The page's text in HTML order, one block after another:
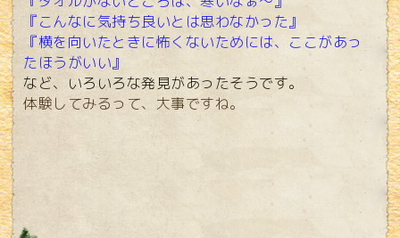
『こんなに気持ち良いとは思わなかった』
『横を向いたときに怖くないためには、ここがあっ
たほうがいい』
など、いろいろな発見があったそうです。
体験してみるって、大事ですね。